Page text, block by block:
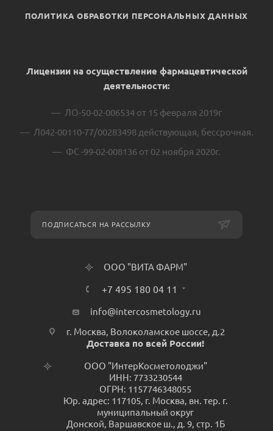
ПОЛИТИКА ОБРАБОТКИ ПЕРСОНАЛЬНЫХ ДАННЫХ
Лицензии на осуществление фармацевтической
деятельности:
ЛО-50-02-006534 от 15 февраля 2019г
Л042-00110-77/00283498 действующая, бессрочная.
ФС -99-02-008136 от 02 ноября 2020г.
ПОДПИСАТЬСЯ НА РАССЫЛКУ
ООО "ВИТА ФАРМ"
+7 495 180 04 11
info@intercosmetology.ru
г. Москва, Волоколамское шоссе, д.2
Доставка по всей России!
ООО "ИнтерКосметолоджи"
ИНН: 7733230544
ОГРН: 1157746348055
Юр. адрес: 117105, г. Москва, вн. тер. г.
муниципальный округ
Донской, Варшавское ш., д. 9, стр. 1Б